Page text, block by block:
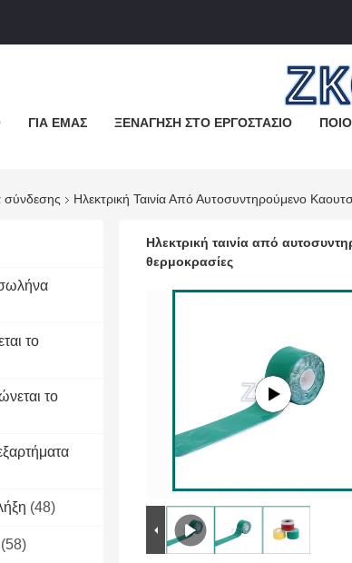
ΓΙΑ ΕΜΆΣ ΞΕΝΆΓΗΣΗ ΣΤΟ ΕΡΓΟΣΤΆΣΙΟ
σύνδεσης Ηλεκτρική Ταινία Από Αυτοσυντηρούμενο
το
το
(48)
(58)
Ηλεκτρική ταινία από
θερμοκρασίες